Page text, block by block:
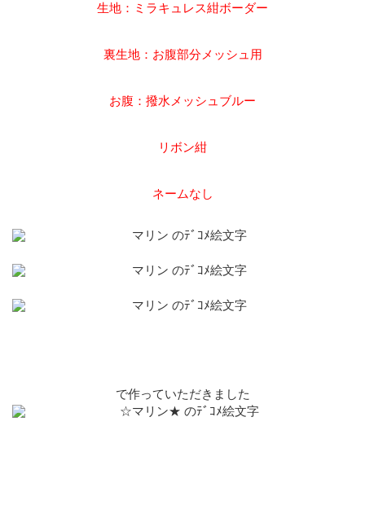
生地：ミラキュレス紺ボーダー
裏生地：お腹部分メッシュ用
お腹：撥水メッシュブルー
リボン紺
ネームなし
で作っていただきました